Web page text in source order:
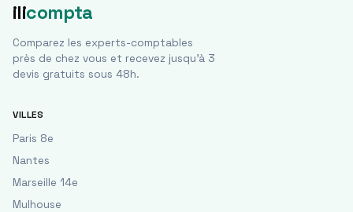
ilicompta
Comparez les experts-comptables
près de chez vous et recevez jusqu'à 3
devis gratuits sous 48h.
VILLES
Paris 8e
Nantes
Marseille 14e
Mulhouse